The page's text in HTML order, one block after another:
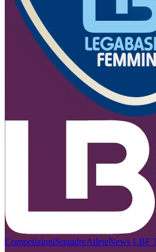
CompetizioniSquadreAtleteNews LBF